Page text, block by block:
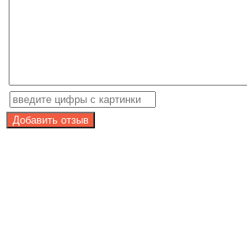
Добавить отзыв